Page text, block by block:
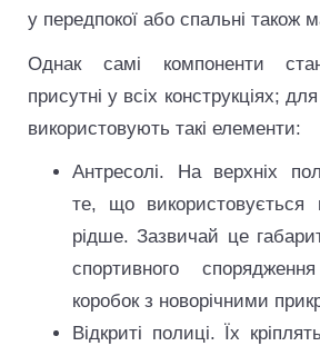
у передпокої або спальні також
Однак самі компоненти
присутні у всіх конструкціях;
використовують такі елементи:
Антресолі. На верхніх
те, що
рідше. Зазвичай це
спортивного
коробок з новорічними
Відкриті полиці. Їх